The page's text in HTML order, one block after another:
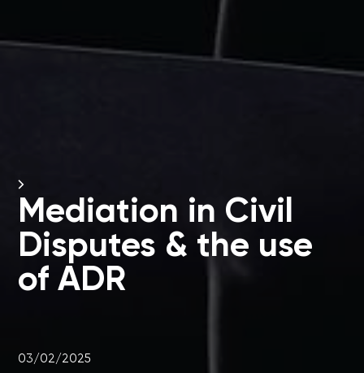
Mediation in Civil
Disputes & the use
of ADR
03/02/2025